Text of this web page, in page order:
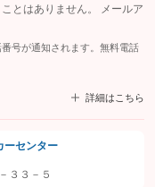
とはありません。 メールア
号が通知されます。無料電話
詳細はこちら
から「許可する」ボタンを押
ーセンター
３３－５